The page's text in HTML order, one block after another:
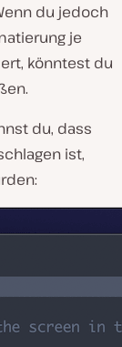
du jedoch
je
könntest du
du, dass
ist,